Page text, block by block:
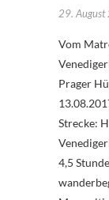
29.
Vom Matreier Tauernhaus (1512m) über das
Prager
Strecke:
4,5